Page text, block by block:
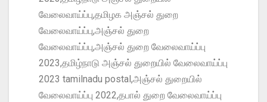
வேலைவாய்ப்பு,தமிழக அஞ்சல் துறை
வேலைவாய்ப்பு,அஞ்சல் துறை
வேலைவாய்ப்பு,அஞ்சல் துறை வேலைவாய்ப்பு
2023,தமிழ்நாடு அஞ்சல் துறையில் வேலைவாய்ப்பு
2023 tamilnadu postal,அஞ்சல் துறையில்
வேலைவாய்ப்பு 2022,தபால் துறை வேலைவாய்ப்பு